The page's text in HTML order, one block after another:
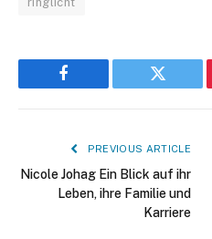
Facebook Twitter
PREVIOUS ARTICLE
Nicole Johag Ein Blick auf ihr
Leben, ihre Familie und
Karriere